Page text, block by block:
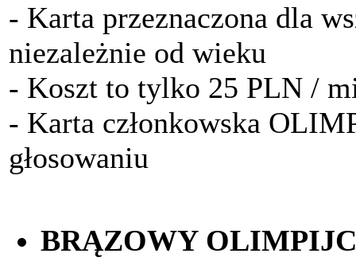
- Karta przeznaczona dla
niezależnie od wieku
- Koszt to tylko 25 PLN /
- Karta członkowska
głosowaniu
BRĄZOWY